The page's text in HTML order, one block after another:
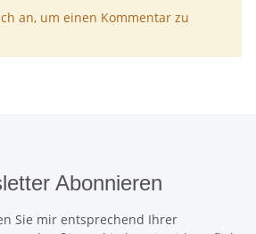
an, um einen Kommentar zu
Abonnieren
Sie mir entsprechend Ihrer